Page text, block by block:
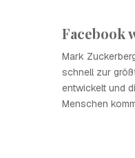
Facebook
Mark
schnell zur
entwickelt und
Menschen